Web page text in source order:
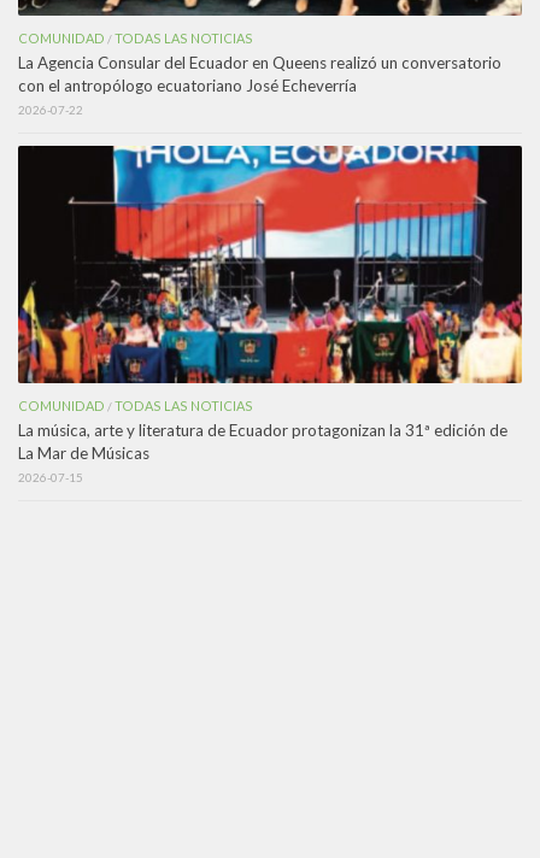
COMUNIDAD /TODAS LAS NOTICIAS
La Agencia Consular del Ecuador en Queens realizó un conversatorio
con el antropólogo ecuatoriano José Echeverría
2026-07-22
COMUNIDAD /TODAS LAS NOTICIAS
La música, arte y literatura de Ecuador protagonizan la 31ª edición de
La Mar de Músicas
2026-07-15